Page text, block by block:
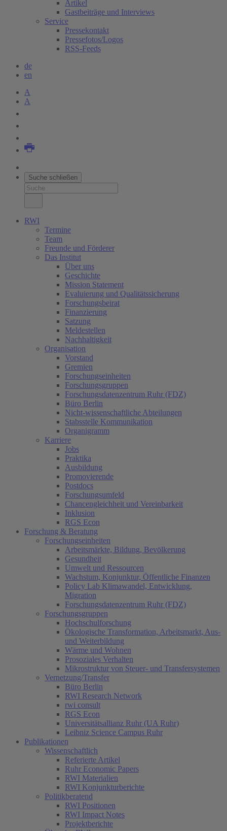
Artikel
Gastbeiträge und Interviews
Service
Pressekontakt
Pressefotos/Logos
RSS-Feeds
de
en
A
A
Suche schließen
RWI
Termine
Team
Freunde und Förderer
Das Institut
Über uns
Geschichte
Mission Statement
Evaluierung und Qualitätssicherung
Forschungsbeirat
Finanzierung
Satzung
Meldestellen
Nachhaltigkeit
Organisation
Vorstand
Gremien
Forschungseinheiten
Forschungsgruppen
Forschungsdatenzentrum Ruhr (FDZ)
Büro Berlin
Nicht-wissenschaftliche Abteilungen
Stabsstelle Kommunikation
Organigramm
Karriere
Jobs
Praktika
Ausbildung
Promovierende
Postdocs
Forschungsumfeld
Chancengleichheit und Vereinbarkeit
Inklusion
RGS Econ
Forschung & Beratung
Forschungseinheiten
Arbeitsmärkte, Bildung, Bevölkerung
Gesundheit
Umwelt und Ressourcen
Wachstum, Konjunktur, Öffentliche Finanzen
Policy Lab Klimawandel, Entwicklung,
Migration
Forschungsdatenzentrum Ruhr (FDZ)
Forschungsgruppen
Hochschulforschung
Ökologische Transformation, Arbeitsmarkt, Aus-
und Weiterbildung
Wärme und Wohnen
Prosoziales Verhalten
Mikrostruktur von Steuer- und Transfersystemen
Vernetzung/Transfer
Büro Berlin
RWI Research Network
rwi consult
RGS Econ
Universitätsallianz Ruhr (UA Ruhr)
Leibniz Science Campus Ruhr
Publikationen
Wissenschaftlich
Referierte Artikel
Ruhr Economic Papers
RWI Materialien
RWI Konjunkturberichte
Politikberatend
RWI Positionen
RWI Impact Notes
Projektberichte